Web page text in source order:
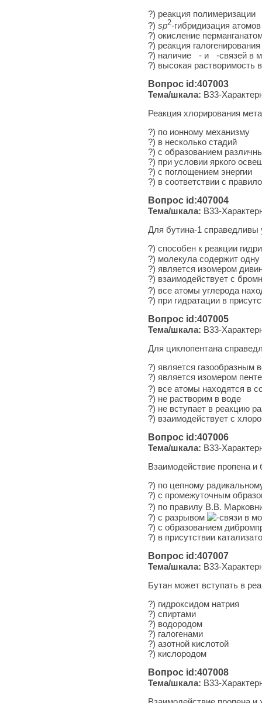
?) реакция полимеризации
?) sp2-гибридизация
?) окисление
?) реакция галогенирования
?) наличие
- и
-связей в
?) высокая растворимость
Вопрос id:407003
Тема/шкала: B33-
Реакция хлорирования
?) по ионному механизму
?) в несколько стадий
?) с образованием
?) при условии яркого
?) с поглощением энергии
?) в соответствии с
Вопрос id:407004
Тема/шкала: B33-
Для бутина-1 справедливы
?) способен к реакции
?) молекула содержит одну
?) является изомером
?) взаимодействует с
?) все атомы углерода
?) при гидратации в
Вопрос id:407005
Тема/шкала: B33-
Для циклопентана
?) является газообразным
?) является изомером
?) все атомы находятся в
?) не растворим в воде
?) не вступает в реакцию
?) взаимодействует с
Вопрос id:407006
Тема/шкала: B33-
Взаимодействие пропена и
?) по цепному
?) с промежуточным
?) по правилу В.В.
?) с разрывом
-связи в
?) с образованием
?) в присутствии
Вопрос id:407007
Тема/шкала: B33-
Бутан может вступать в
?) гидроксидом натрия
?) спиртами
?) водородом
?) галогенами
?) азотной кислотой
?) кислородом
Вопрос id:407008
Тема/шкала: B33-